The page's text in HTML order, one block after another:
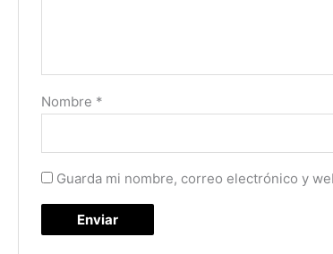
Nombre *
Guarda mi nombre, correo electrónico y